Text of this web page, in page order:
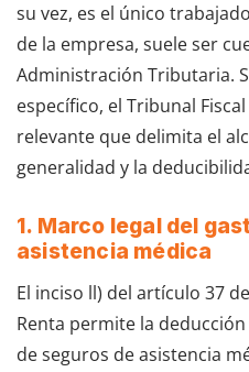
su vez, es el único
de la empresa, suele ser
Administración Tributaria.
específico, el Tribunal
relevante que delimita el
generalidad y la
1. Marco legal del
asistencia médica
El inciso ll) del artículo 37
Renta permite la
de seguros de asistencia